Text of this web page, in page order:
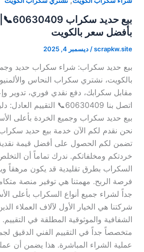
بيع
بأفضل سعر بالكويت
scrapkw.site
/ ديسمبر 4, 2025
بيع حديد سكراب: شراء سكراب حديد
بالكويت، نشتري سكراب النحاس
مقابل سكرابك، دفع نقدي فوري، تدوير
اتصل بنا 60630409📞 التقييم
بيع حديد سكراب وجميع الخردة بأعلى
نحن نقدم لكم الآن خدمة بيع حديد سكراب
تضمن لكم الحصول على أفضل قيمة
خردتكم ومخلفاتكم. ندرك تماماً أن
السكراب بطرق تقليدية قد يكون مرهقاً
فرصة الربح. مهمتنا هي توفير منصة
جداً لشراء جميع أنواع السكراب بأعلى
شركتنا هي الخيار الأول لآلاف العملاء
الشفافية والموثوقية المطلقة في
متخصصاً جداً في التقييم الفني الدقيق
عملية الشراء المباشرة. هذا يضمن أن